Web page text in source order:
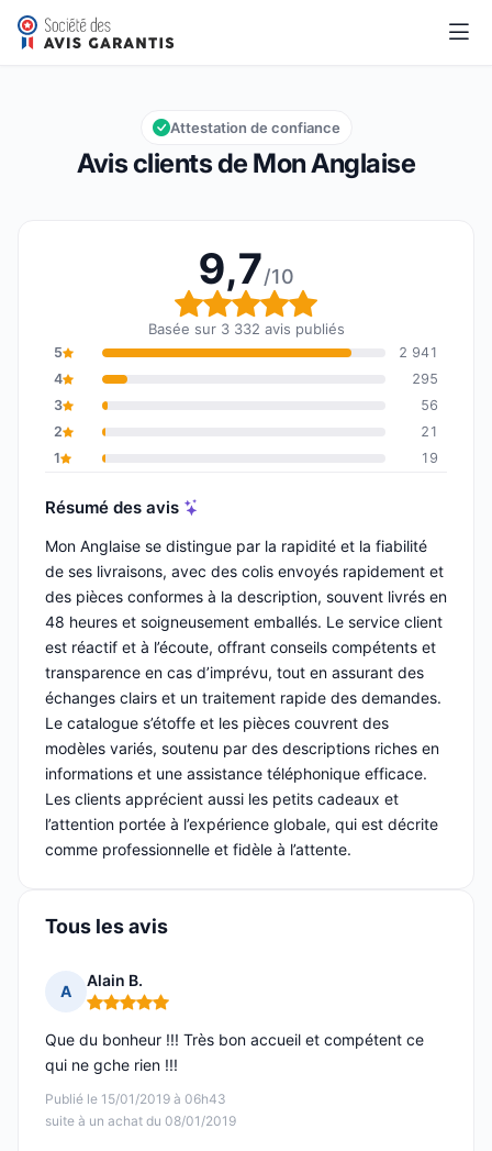
Mon Anglaise
Note globale : 9,7 sur 10
9,7/10
Avis clients de Mon Anglaise
Attestation de confiance
9,7/10
Note globale : 9,7 sur
Basée sur 3 332 avis publiés
5
2 941
4
295
3
56
2
21
1
19
Résumé des avis
Mon Anglaise se distingue par la rapidité et la fiabilité
de ses livraisons, avec des colis envoyés rapidement et
des pièces conformes à la description, souvent livrés en
48 heures et soigneusement emballés. Le service client
est réactif et à l’écoute, offrant conseils compétents et
transparence en cas d’imprévu, tout en assurant des
échanges clairs et un traitement rapide des demandes.
Le catalogue s’étoffe et les pièces couvrent des
modèles variés, soutenu par des descriptions riches en
informations et une assistance téléphonique efficace.
Les clients apprécient aussi les petits cadeaux et
l’attention portée à l’expérience globale, qui est décrite
comme professionnelle et fidèle à l’attente.
Tous les avis
A
Alain B.
Note : 5 sur 5
Publié le 15/01/2019 à 06h43
suite à un achat du 08/01/2019
Que du bonheur !!! Très bon accueil et compétent ce
qui ne gche rien !!!